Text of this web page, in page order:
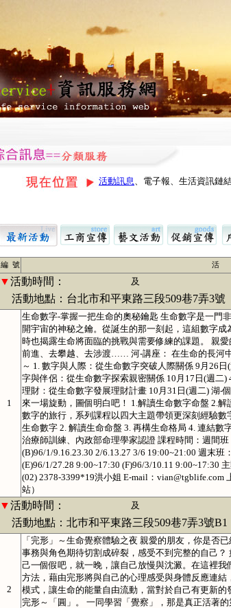
活動訊息、電子報、生活資訊鏈
編 號
▼活動時間： 及
活動地點：台北市和平東路三段509巷7弄3號
1
生命數字-掌握一把生命的奧秘鑰匙 生命數字是一門
開宇宙的神秘之鑰。從誕生的那一刻起，這組數字
時也揭露生命將面臨的挑戰與需要修練的課題。 親
前進、去攀越、去涉渡…… 河-講座： 在生命的長河
～ 1. 數字與人際：從生命數字突破人際關係 9月26
字與伴侶：從生命數字探索親密關係 10月17日(週二
理財：從生命數字發展理財計畫 10月31日(週二) 湖-
來一場旋動，圖個明白吧！ 1.解讀生命數字命盤 2.
數字的旅行，系列課程以四大主題帶領更深刻經驗
生命數字 2. 解讀生命命盤 3. 再構生命格局 4. 連結
治療師訓練、內政部命理學家認證 課程時間：週間
(B)96/1/9.16.23.30 2/6.13.27 3/6 19:00~21:00 週末
(E)96/1/27.28 9:00~17:30 (F)96/3/10.11 9:00~17:30
(02) 2378-3399*19洪小姐 E-mail：
站）
▼活動時間： 及
活動地點：北巿和平東路三段509巷7弄3號B1
2
「完形」～生命覺察體驗之夜 親愛的朋友，你是否
事務與角色期待切割成碎裂，感受不到完整的自己
己一個假吧，就一晚，讓自己放慢與沈澱。在這裡
方法，藉由完形將與自己的心理感受與身體反應連
模式，讓生命的能量自由流動，當對於自己有更新
完形～「圓」。 一同學習「覺察」，那是真正活著